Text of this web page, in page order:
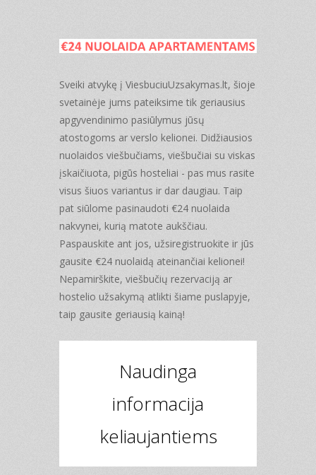
Sveiki atvykę į ViesbuciuUzsakymas.lt, šioje
svetainėje jums pateiksime tik geriausius
apgyvendinimo pasiūlymus jūsų
atostogoms ar verslo kelionei. Didžiausios
nuolaidos viešbučiams, viešbučiai su viskas
įskaičiuota, pigūs hosteliai - pas mus rasite
visus šiuos variantus ir dar daugiau. Taip
pat siūlome pasinaudoti €24 nuolaida
nakvynei, kurią matote aukščiau.
Paspauskite ant jos, užsiregistruokite ir jūs
gausite €24 nuolaidą ateinančiai kelionei!
Nepamirškite, viešbučių rezervaciją ar
hostelio užsakymą atlikti šiame puslapyje,
taip gausite geriausią kainą!
Naudinga
informacija
keliaujantiems